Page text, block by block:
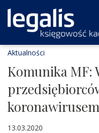
Aktualności
Komunika MF:
koronawirusem
13.03.2020